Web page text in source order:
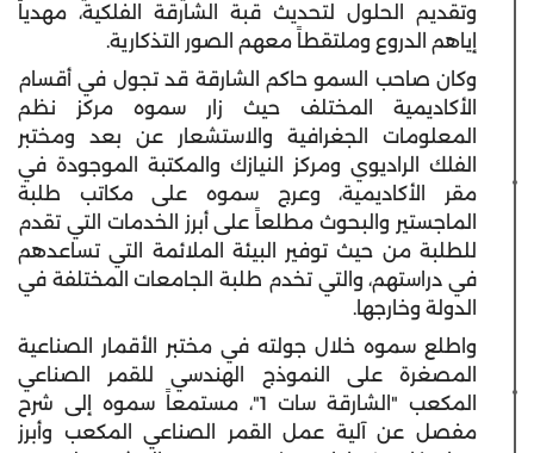
وتقديم الحلول لتحديث قبة الشارقة الفلكية، مهدياً
إياهم الدروع وملتقطاً معهم الصور التذكارية.
وكان صاحب السمو حاكم الشارقة قد تجول في أقسام
الأكاديمية المختلف حيث زار سموه مركز نظم
المعلومات الجغرافية والاستشعار عن بعد ومختبر
الفلك الراديوي ومركز النيازك والمكتبة الموجودة في
مقر الأكاديمية، وعرج سموه على مكاتب طلبة
الماجستير والبحوث مطلعاً على أبرز الخدمات التي تقدم
للطلبة من حيث توفير البيئة الملائمة التي تساعدهم
في دراستهم، والتي تخدم طلبة الجامعات المختلفة في
الدولة وخارجها.
واطلع سموه خلال جولته في مختبر الأقمار الصناعية
المصغرة على النموذج الهندسي للقمر الصناعي
المكعب "الشارقة سات 1"، مستمعاً سموه إلى شرح
مفصل عن آلية عمل القمر الصناعي المكعب وأبرز